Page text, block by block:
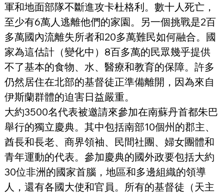
軍和地面部隊不斷進攻卡杜格利。數十人死亡，
至少有6萬人逃離他們的家園。另一個挑戰是2百
多萬國內流離失所者和20多萬難民如何融合。國
家為這估計（變化中）8百多萬的民眾幾乎提供
不了基本的食物、水、醫療和教育的保障。許多
仍然居住在北部的基督徒正準備離開，因為來自
伊斯蘭群體的迫害日益嚴重。
大約3500名代表被邀請來參加在南蘇丹首都朱巴
舉行的獨立慶典。其中包括南部10個州的郡主、
酋長和長老、商界領袖、民間社團、婦女團體和
青年運動的代表。參加慶典的國外政要包括大約
30位非洲的國家首腦，地區和多邊組織的領導
人，還有各國大使和官員。所有的基督徒（天主